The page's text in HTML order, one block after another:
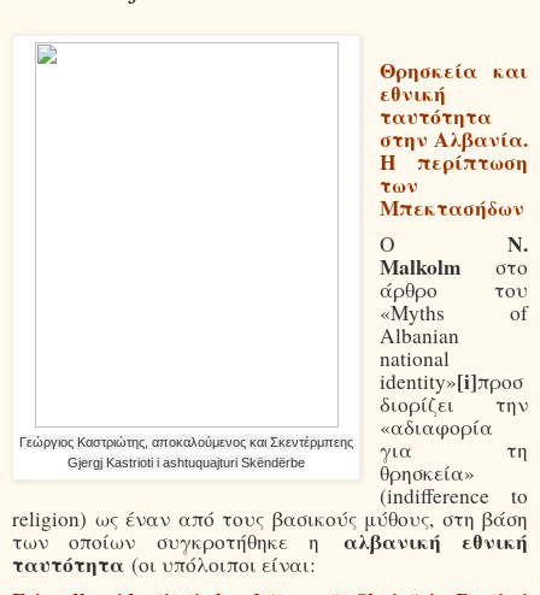
Γεώργιος Καστριώτης, αποκαλούμενος και Σκεντέρμπεης
Gjergj Kastrioti i ashtuquajturi Skëndërbe
Θρησκεία και
εθνική
ταυτότητα
στην Αλβανία.
Η περίπτωση
των
Μπεκτασήδων
Ο N.
Malkolmστο
άρθρο του
«Myths of
Albanian
national
identity»[i]προσ
διορίζει την
«αδιαφορία
για τη
θρησκεία»
(indifference to
religion) ως έναν από τους βασικούς μύθους, στη βάση
των οποίων συγκροτήθηκε η αλβανική εθνική
ταυτότητα (οι υπόλοιποι είναι: